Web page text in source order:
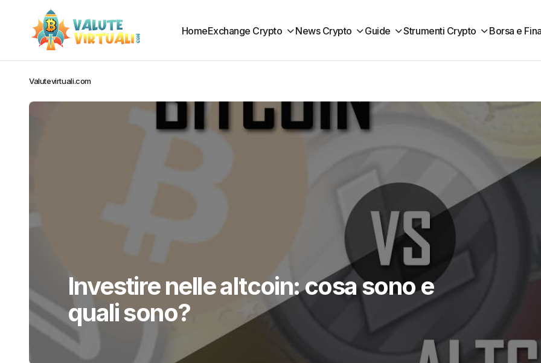
HomeExchange Crypto News Crypto Guide Strumenti Crypto Borsa e
Valutevirtuali.com
Investire nelle altcoin: cosa sono e
quali sono?